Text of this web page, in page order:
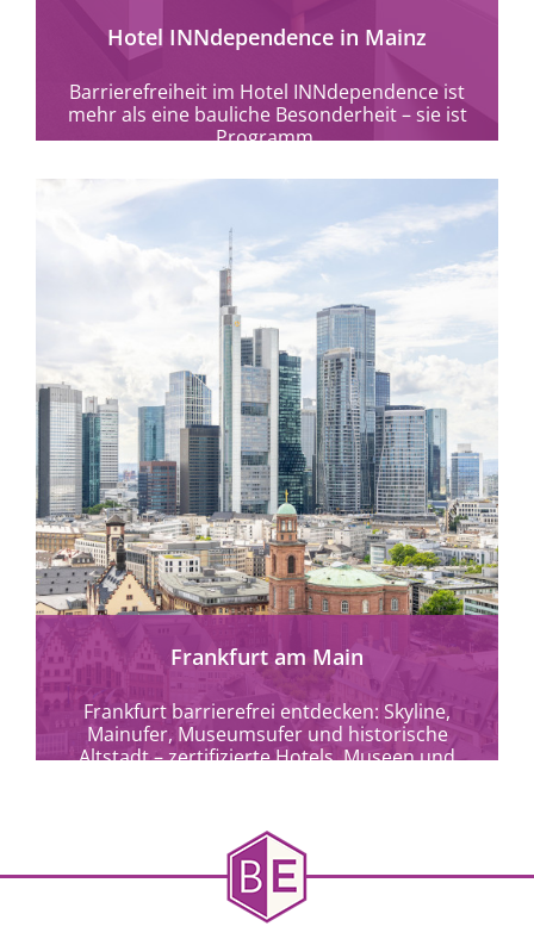
Hotel INNdependence in Mainz
Barrierefreiheit im Hotel INNdependence ist
mehr als eine bauliche Besonderheit – sie ist
Programm.
mehr erfahren
Frankfurt am Main
Frankfurt barrierefrei entdecken: Skyline,
Mainufer, Museumsufer und historische
Altstadt – zertifizierte Hotels, Museen und